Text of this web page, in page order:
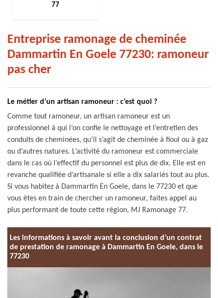
77
Entreprise ramonage de cheminée
Dammartin En Goele 77230: ramoneur
pas cher
Le métier d’un artisan ramoneur : c’est quoi ?
Comme tout ramoneur, un artisan ramoneur est un
professionnel à qui l’on confie le nettoyage et l’entretien des
conduits de cheminées, qu’il s’agit de cheminée à fioul ou à gaz
ou d’autres natures. L’activité du ramoneur est commerciale
dans le cas où l’effectif du personnel est plus de dix. Elle est en
revanche qualifiée d’artisanale si elle a dix salariés tout au plus.
Si vous habitez à Dammartin En Goele, dans le 77230 et que
vous êtes en train de chercher un ramoneur, faites appel au
plus performant de toute cette région, MJ Ramonage 77.
Les informations à savoir avant la conclusion d’un contrat
de prestation de ramonage à Dammartin En Goele, dans le
77230